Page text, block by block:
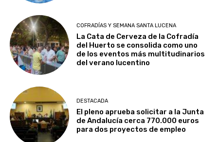
COFRADÍAS Y SEMANA SANTA LUCENA
La Cata de Cerveza de la Cofradía
del Huerto se consolida como uno
de los eventos más multitudinarios
del verano lucentino
DESTACADA
El pleno aprueba solicitar a la Junta
de Andalucía cerca 770.000 euros
para dos proyectos de empleo